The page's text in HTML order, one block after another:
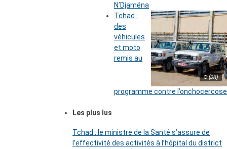
N’Djaména
© (DR)
Tchad :
des
véhicules
et moto
remis au
programme contre l’onchocercose
Les plus lus
Tchad : le ministre de la Santé s’assure de
l’effectivité des activités à l’hôpital du district